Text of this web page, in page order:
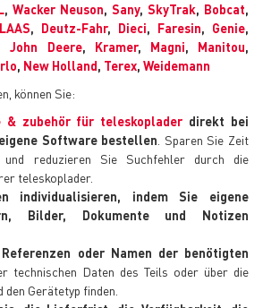
, Wacker Neuson, Sany, SkyTrak, Bobcat,
, Deutz-Fahr, Dieci, Faresin, Genie,
John Deere, Kramer, Magni, Manitou,
, New Holland, Terex, Weidemann
können Sie:
& zubehör für teleskoplader direkt bei
Software bestellen . Sparen Sie Zeit
reduzieren Sie Suchfehler durch die
teleskoplader.
individualisieren, indem Sie eigene
Bilder, Dokumente und Notizen
oder Namen der benötigten
technischen Daten des Teils oder über die
den Gerätetyp finden.